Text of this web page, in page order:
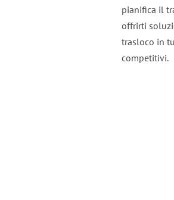
pianifica il
offrirti
trasloco in
competitivi.